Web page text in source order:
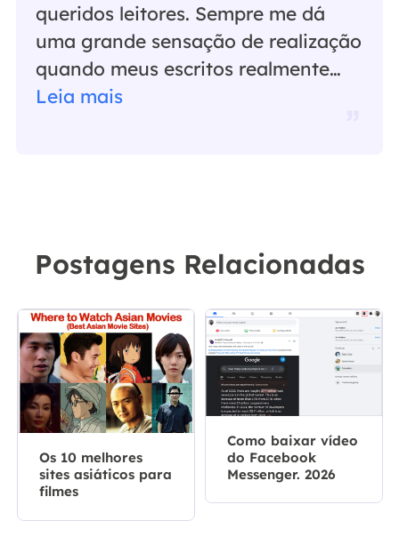
queridos leitores. Sempre me dá
uma grande sensação de realização
quando meus escritos realmente
ajudam. Espero que gostem de sua
Leia mais
Postagens Relacionadas
Os 10 melhores
sites asiáticos para
filmes
Como baixar vídeo
do Facebook
Messenger. 2026